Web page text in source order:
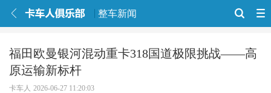
整车新闻
福田欧曼银河混动重卡318国道极限挑战——高
原运输新标杆
卡车人 2026-06-27 11:20:03